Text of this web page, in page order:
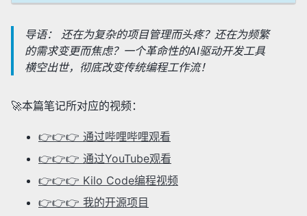
导语： 还在为复杂的项目管理而头疼？还在为频繁
的需求变更而焦虑？一个革命性的AI驱动开发工具
横空出世，彻底改变传统编程工作流！
🚀本篇笔记所对应的视频：
👉👉👉 通过哔哩哔哩观看
👉👉👉 通过YouTube观看
👉👉👉 Kilo Code编程视频
👉👉👉 我的开源项目